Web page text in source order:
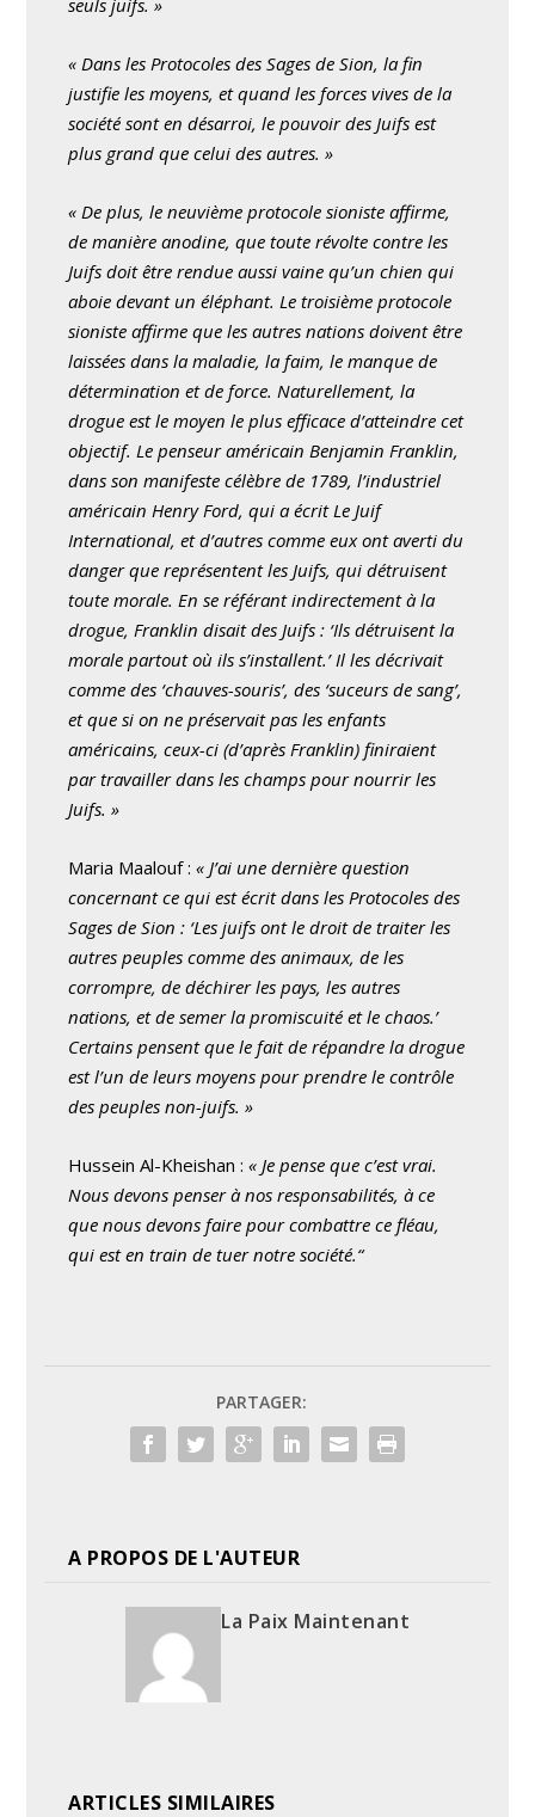
seuls juifs. »
« Dans les Protocoles des Sages de Sion, la fin
justifie les moyens, et quand les forces vives de la
société sont en désarroi, le pouvoir des Juifs est
plus grand que celui des autres. »
« De plus, le neuvième protocole sioniste affirme,
de manière anodine, que toute révolte contre les
Juifs doit être rendue aussi vaine qu’un chien qui
aboie devant un éléphant. Le troisième protocole
sioniste affirme que les autres nations doivent être
laissées dans la maladie, la faim, le manque de
détermination et de force. Naturellement, la
drogue est le moyen le plus efficace d’atteindre cet
objectif. Le penseur américain Benjamin Franklin,
dans son manifeste célèbre de 1789, l’industriel
américain Henry Ford, qui a écrit Le Juif
International, et d’autres comme eux ont averti du
danger que représentent les Juifs, qui détruisent
toute morale. En se référant indirectement à la
drogue, Franklin disait des Juifs : ‘Ils détruisent la
morale partout où ils s’installent.’ Il les décrivait
comme des ‘chauves-souris’, des ‘suceurs de sang’,
et que si on ne préservait pas les enfants
américains, ceux-ci (d’après Franklin) finiraient
par travailler dans les champs pour nourrir les
Juifs. »
Maria Maalouf :« J’ai une dernière question
concernant ce qui est écrit dans les Protocoles des
Sages de Sion : ‘Les juifs ont le droit de traiter les
autres peuples comme des animaux, de les
corrompre, de déchirer les pays, les autres
nations, et de semer la promiscuité et le chaos.’
Certains pensent que le fait de répandre la drogue
est l’un de leurs moyens pour prendre le contrôle
des peuples non-juifs. »
Hussein Al-Kheishan :« Je pense que c’est vrai.
Nous devons penser à nos responsabilités, à ce
que nous devons faire pour combattre ce fléau,
qui est en train de tuer notre société.“
PARTAGER:
A PROPOS DE L'AUTEUR
La Paix Maintenant
ARTICLES SIMILAIRES